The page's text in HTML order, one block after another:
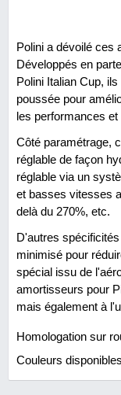
Polini a dévoilé ces
Développés en
Polini Italian Cup,
poussée pour
les performances et
Côté paramétrage,
réglable de façon
réglable via un
et basses vitesses
delà du 270%, etc.
D'autres
minimisé pour
spécial issu de
amortisseurs pour
mais également à
Homologation sur
Couleurs